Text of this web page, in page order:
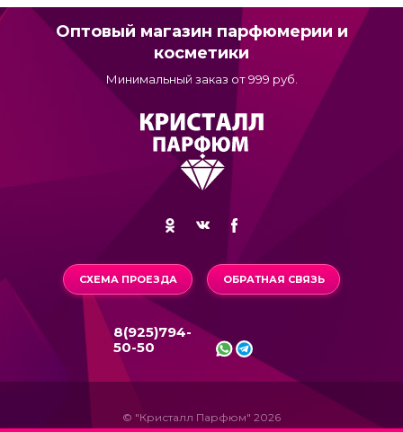
Оптовый магазин парфюмерии и
косметики
Минимальный заказ от 999 руб.
СХЕМА ПРОЕЗДА ОБРАТНАЯ СВЯЗЬ
8(925)794-
50-50
© "Кристалл Парфюм" 2026